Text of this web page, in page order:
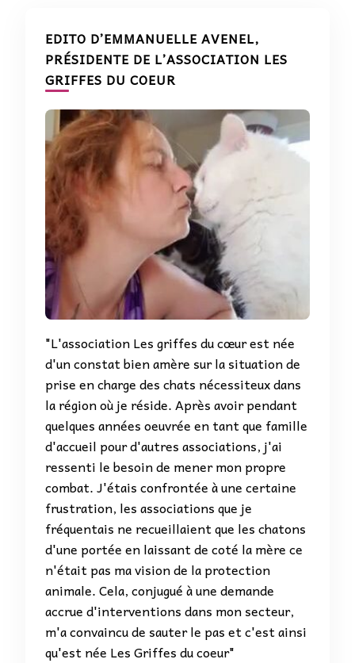
EDITO D’EMMANUELLE AVENEL,
PRÉSIDENTE DE L’ASSOCIATION LES
GRIFFES DU COEUR
"L'association Les griffes du cœur est née
d'un constat bien amère sur la situation de
prise en charge des chats nécessiteux dans
la région où je réside. Après avoir pendant
quelques années oeuvrée en tant que famille
d'accueil pour d'autres associations, j'ai
ressenti le besoin de mener mon propre
combat. J'étais confrontée à une certaine
frustration, les associations que je
fréquentais ne recueillaient que les chatons
d'une portée en laissant de coté la mère ce
n'était pas ma vision de la protection
animale. Cela, conjugué à une demande
accrue d'interventions dans mon secteur,
m'a convaincu de sauter le pas et c'est ainsi
qu'est née Les Griffes du coeur"